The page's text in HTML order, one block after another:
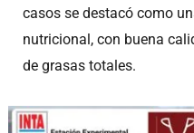
casos se destacó como
nutricional, con buena
de grasas totales.